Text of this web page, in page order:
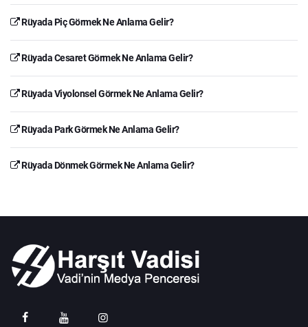
Rüyada Piç Görmek Ne Anlama Gelir?
Rüyada Cesaret Görmek Ne Anlama Gelir?
Rüyada Viyolonsel Görmek Ne Anlama Gelir?
Rüyada Park Görmek Ne Anlama Gelir?
Rüyada Dönmek Görmek Ne Anlama Gelir?